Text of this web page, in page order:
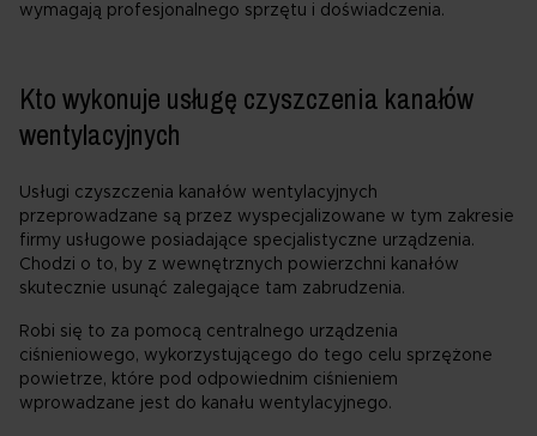
wymagają profesjonalnego sprzętu i doświadczenia.
Kto wykonuje usługę czyszczenia kanałów
wentylacyjnych
Usługi czyszczenia kanałów wentylacyjnych
przeprowadzane są przez wyspecjalizowane w tym zakresie
firmy usługowe posiadające specjalistyczne urządzenia.
Chodzi o to, by z wewnętrznych powierzchni kanałów
skutecznie usunąć zalegające tam zabrudzenia.
Robi się to za pomocą centralnego urządzenia
ciśnieniowego, wykorzystującego do tego celu sprzężone
powietrze, które pod odpowiednim ciśnieniem
wprowadzane jest do kanału wentylacyjnego.